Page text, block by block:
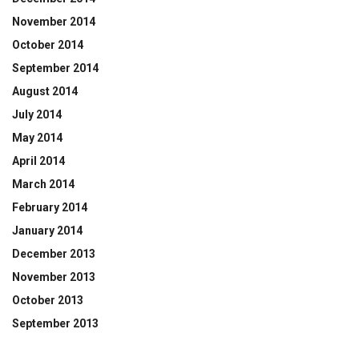
November 2014
October 2014
September 2014
August 2014
July 2014
May 2014
April 2014
March 2014
February 2014
January 2014
December 2013
November 2013
October 2013
September 2013